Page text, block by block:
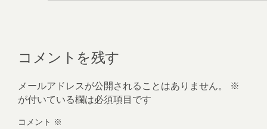
コメントを残す
メールアドレスが公開されることはありません。
※
が付いている欄は必須項目です
コメント ※